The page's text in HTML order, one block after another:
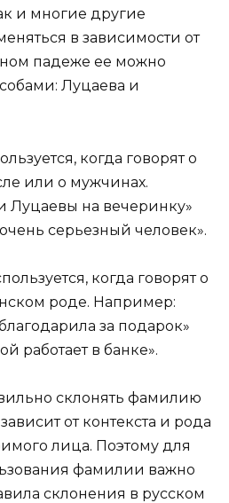
и многие другие
в зависимости от
падеже ее можно
Луцаева и
когда говорят о
или о мужчинах.
на вечеринку»
серьезный человек».
когда говорят о
роде. Например:
за подарок»
работает в банке».
склонять фамилию
от контекста и рода
лица. Поэтому для
фамилии важно
склонения в русском